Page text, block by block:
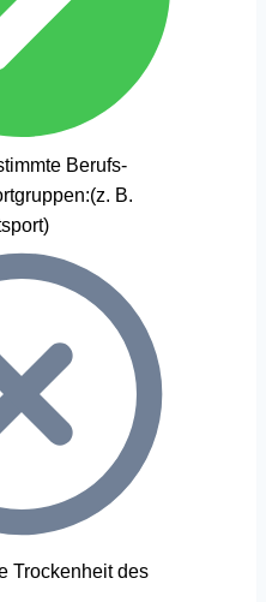
Berufs-
B.
Trockenheit des